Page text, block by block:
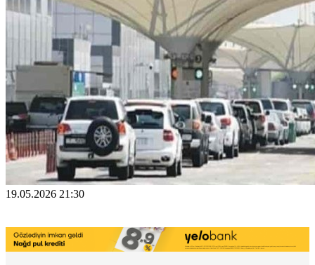
19.05.2026 21:30